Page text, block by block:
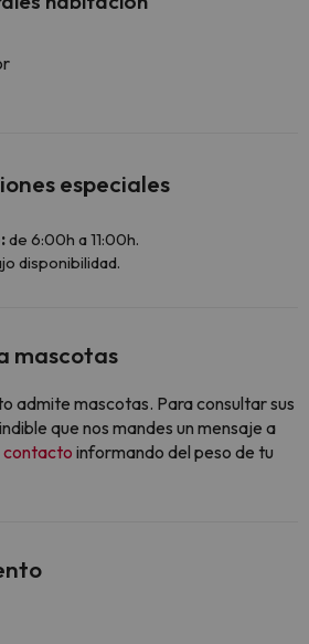
especiales
de 6:00h a 11:00h.
disponibilidad.
mascotas
admite mascotas. Para consultar sus
que nos mandes un mensaje a
informando del peso de tu